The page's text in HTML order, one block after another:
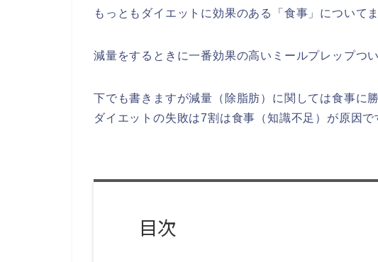
もっともダイエットに効果のある「食事」について
減量をするときに一番効果の高いミールプレップつ
下でも書きますが減量（除脂肪）に関しては食事に
ダイエットの失敗は7割は食事（知識不足）が原因で
目次